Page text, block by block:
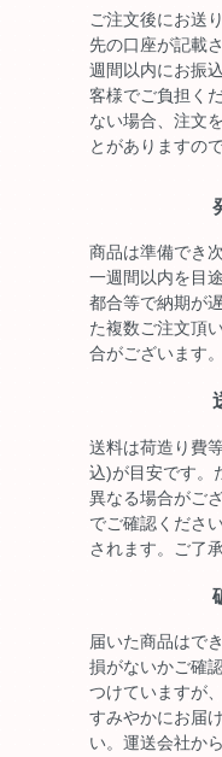
ご注文後にお送
先の口座が記載
週間以内にお振
客様でご負担く
ない場合、注文
とがありますの
商品は準備でき
一週間以内を目
都合等で納期が
た複数ご注文頂
合がございます。
送料は荷造り費
込)が目安です。
異なる場合がご
でご確認くださ
されます。ご了
届いた商品はで
損がないかご確
つけていますが
すみやかにお届
い。運送会社か